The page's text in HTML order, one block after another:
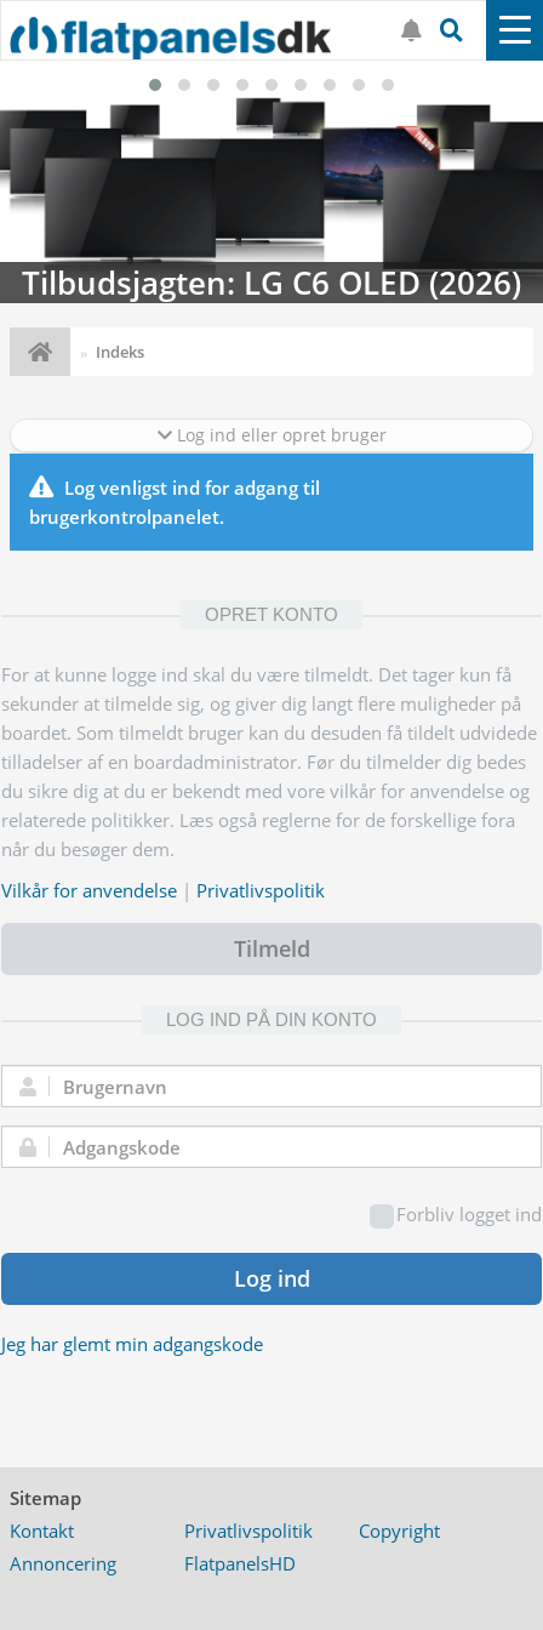
Tilbudsjagten: LG C6 OLED (2026)
Indeks
Log ind eller opret bruger
Log venligst ind for adgang til
brugerkontrolpanelet.
OPRET KONTO
For at kunne logge ind skal du være tilmeldt. Det tager kun få
sekunder at tilmelde sig, og giver dig langt flere muligheder på
boardet. Som tilmeldt bruger kan du desuden få tildelt udvidede
tilladelser af en boardadministrator. Før du tilmelder dig bedes
du sikre dig at du er bekendt med vore vilkår for anvendelse og
relaterede politikker. Læs også reglerne for de forskellige fora
når du besøger dem.
Vilkår for anvendelse | Privatlivspolitik
Tilmeld
LOG IND PÅ DIN KONTO
Brugernavn:
Adgangskode:
Forbliv logget ind
Log ind
Jeg har glemt min adgangskode
Sitemap
Kontakt
Privatlivspolitik
Copyright
Annoncering
FlatpanelsHD